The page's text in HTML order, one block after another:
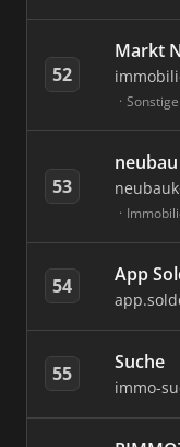
52
Markt
Sonstige
53
54 App
55 Suche
immo-